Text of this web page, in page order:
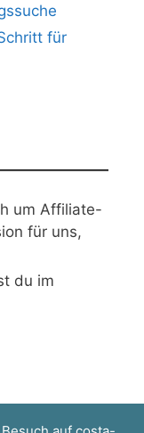
für
um Affiliate-
für uns,
du im